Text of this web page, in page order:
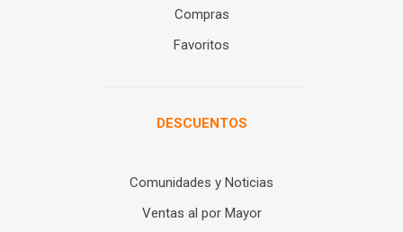
Compras
Favoritos
DESCUENTOS
Comunidades y Noticias
Ventas al por Mayor